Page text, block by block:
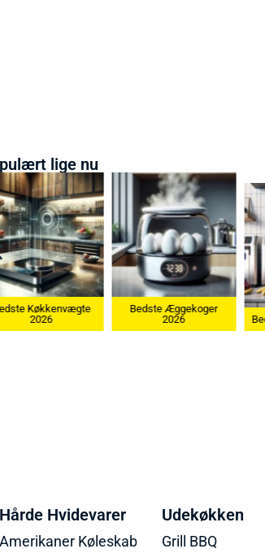
lige nu
Æggekoger
2026
Bedste Ismaskine 2026
Hårde Hvidevarer
Amerikaner Køleskab
Udekøkken
Grill BBQ